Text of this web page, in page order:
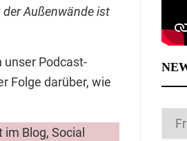
Außenwände ist
unser Podcast-
Folge darüber, wie
Blog, Social